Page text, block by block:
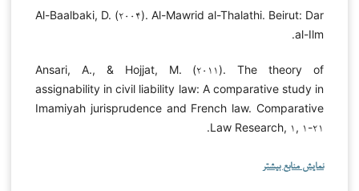
Al-Baalbaki, D. (۲۰۰۴). Al-Mawrid al-Thalathi. Beirut: Dar
al-Ilm.
Ansari, A., & Hojjat, M. (۲۰۱۱). The theory of
assignability in civil liability law: A comparative study in
Imamiyah jurisprudence and French law. Comparative
Law Research, ۱, ۱-۲۱.
نمایش منابع بیشتر